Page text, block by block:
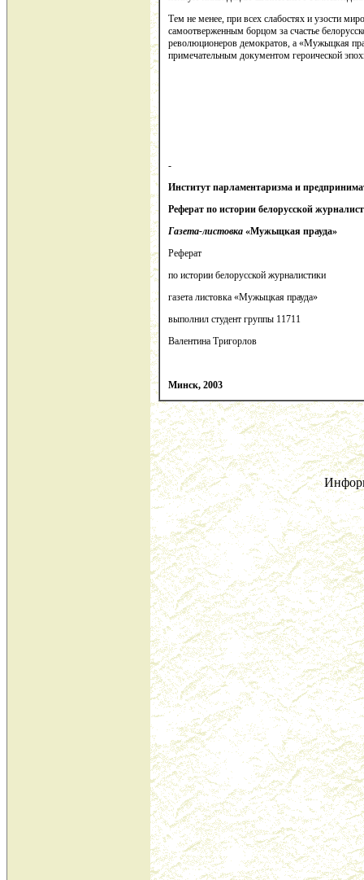
Тем не менее, при всех слабостях и узости
самоотверженным борцом за счастье
революционеров демократов, а «Мужыцкая
примечательным документом героической
-
Институт парламентаризма и
Реферат по истории белорусской
Газета-листовка «Мужыцкая прауда»
Реферат
по истории белорусской журналистики
газета листовка «Мужыцкая прауда»
выполнил студент группы 11711
Валентина Тригорлов
Минск, 2003